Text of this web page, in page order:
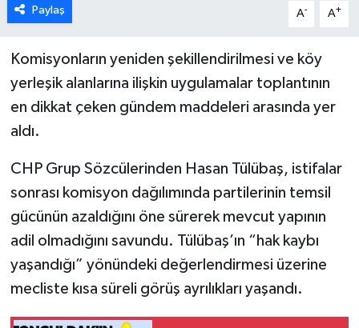
Paylaş A- A+
Komisyonların yeniden şekillendirilmesi ve köy
yerleşik alanlarına ilişkin uygulamalar toplantının
en dikkat çeken gündem maddeleri arasında yer
aldı.
CHP Grup Sözcülerinden Hasan Tülübaş, istifalar
sonrası komisyon dağılımında partilerinin temsil
gücünün azaldığını öne sürerek mevcut yapının
adil olmadığını savundu. Tülübaş’ın “hak kaybı
yaşandığı” yönündeki değerlendirmesi üzerine
mecliste kısa süreli görüş ayrılıkları yaşandı.